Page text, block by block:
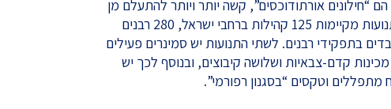
הם “חילונים אורתודוכסים”, קשה יותר ויותר להתעלם מן
המציאות המתפתחת. שתי התנועות מקיימות 125 קהילות ברחבי ישראל, 280 רבנים
אליהן, מתוכם 85 עובדים בתפקידי רבנים. לשתי התנועות יש סמינרים פעילים
קדם-צבאיות ושלושה קיבוצים, ובנוסף לכך יש
וטקסים “בסגנון רפורמי”.